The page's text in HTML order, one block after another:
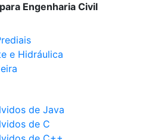
Engenharia Civil
e Hidráulica
de Java
de C